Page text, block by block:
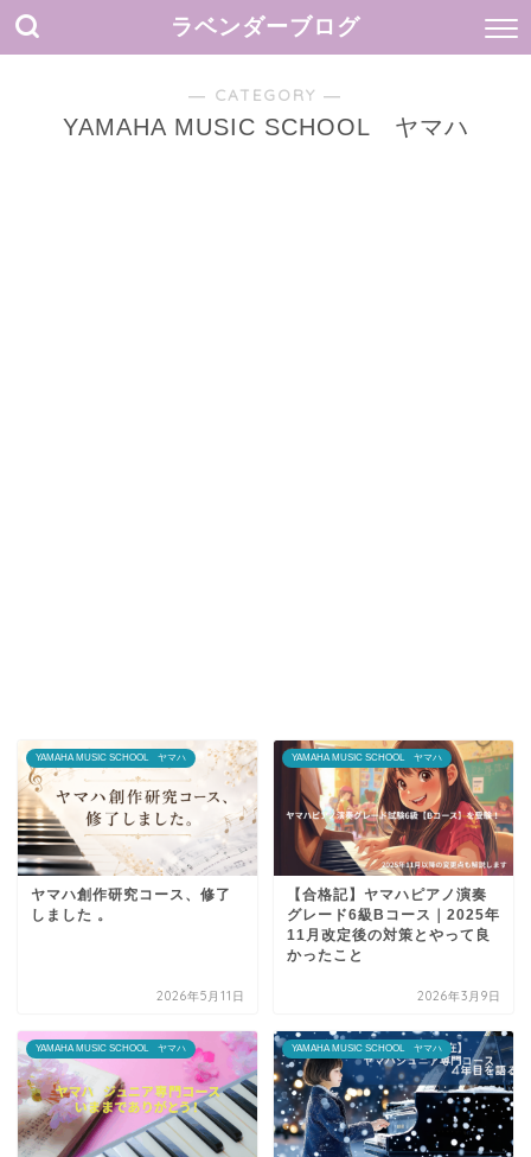
ラベンダーブログ
― CATEGORY ―
YAMAHA MUSIC SCHOOL ヤマハ
YAMAHA MUSIC SCHOOL ヤマハ
ヤマハ創作研究コース、修了
しました 。
2026年5月11日
YAMAHA MUSIC SCHOOL ヤマハ
【合格記】ヤマハピアノ演奏
グレード6級Bコース｜2025年
11月改定後の対策とやって良
かったこと
2026年3月9日
YAMAHA MUSIC SCHOOL ヤマハ YAMAHA MUSIC SCHOOL ヤマハ